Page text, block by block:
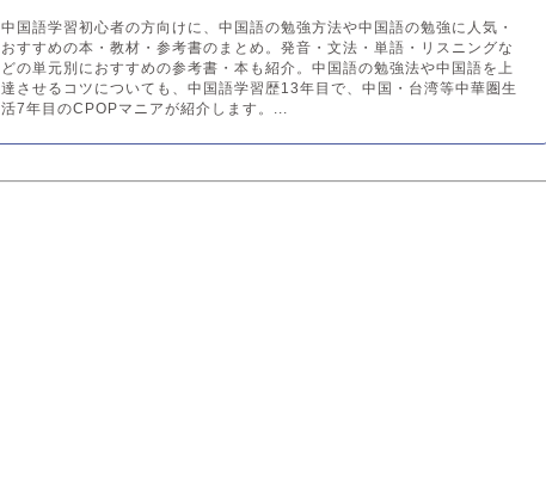
中国語学習初心者の方向けに、中国語の勉強方法や中国語の勉強に人気・
おすすめの本・教材・参考書のまとめ。発音・文法・単語・リスニングな
どの単元別におすすめの参考書・本も紹介。中国語の勉強法や中国語を上
達させるコツについても、中国語学習歴13年目で、中国・台湾等中華圏生
活7年目のCPOPマニアが紹介します。...